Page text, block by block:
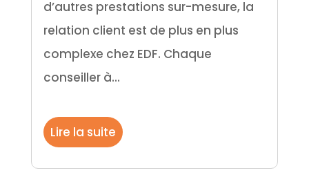
d’autres prestations sur-mesure, la
relation client est de plus en plus
complexe chez EDF. Chaque
conseiller à...
Lire la suite